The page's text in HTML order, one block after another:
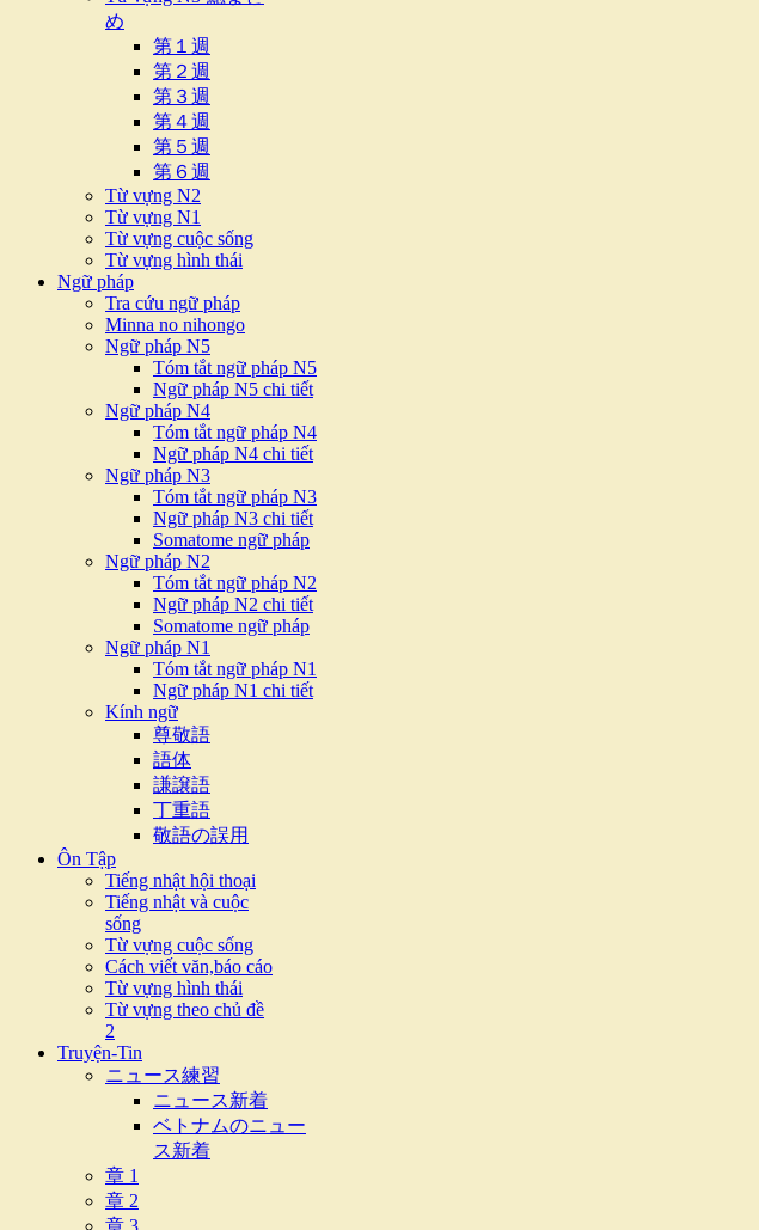
め
第１週
第２週
第３週
第４週
第５週
第６週
Từ vựng N2
Từ vựng N1
Từ vựng cuộc sống
Từ vựng hình thái
Ngữ pháp
Tra cứu ngữ pháp
Minna no nihongo
Ngữ pháp N5
Tóm tắt ngữ pháp N5
Ngữ pháp N5 chi tiết
Ngữ pháp N4
Tóm tắt ngữ pháp N4
Ngữ pháp N4 chi tiết
Ngữ pháp N3
Tóm tắt ngữ pháp N3
Ngữ pháp N3 chi tiết
Somatome ngữ pháp
Ngữ pháp N2
Tóm tắt ngữ pháp N2
Ngữ pháp N2 chi tiết
Somatome ngữ pháp
Ngữ pháp N1
Tóm tắt ngữ pháp N1
Ngữ pháp N1 chi tiết
Kính ngữ
尊敬語
語体
謙譲語
丁重語
敬語の誤用
Ôn Tập
Tiếng nhật hội thoại
Tiếng nhật và cuộc
sống
Từ vựng cuộc sống
Cách viết văn,báo cáo
Từ vựng hình thái
Từ vựng theo chủ đề
2
Truyện-Tin
ニュース練習
ニュース新着
ベトナムのニュー
ス新着
章 1
章 2
章 3